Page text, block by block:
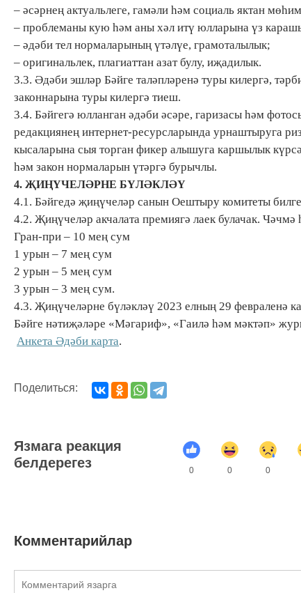
– әсәрнең актуальлеге, гамәли һәм социаль яктан
– проблеманы кую һәм аны хәл итү юлларына үз
– әдәби тел нормаларының үтәлүе, грамоталылык;
– оригинальлек, плагиаттан азат булу, иҗадилык.
3.3. Әдәби эшләр Бәйге таләпләренә туры килергә,
законнарына туры килергә тиеш.
3.4. Бәйгегә юлланган әдәби әсәре, гаризасы һәм
редакциянең интернет-ресурсларында урнаштыруга
кысаларына сыя торган фикер алышуга каршылык
һәм закон нормаларын үтәргә бурычлы.
4. ҖИҢҮЧЕЛӘРНЕ БҮЛӘКЛӘҮ
4.1. Бәйгедә җиңүчеләр санын Оештыру комитеты
4.2. Җиңүчеләр акчалата премиягә лаек булачак.
Гран-при – 10 мең сум
1 урын – 7 мең сум
2 урын – 5 мең сум
3 урын – 3 мең сум.
4.3. Җиңүчеләрне бүләкләү 2023 елның 29 февраленә
Бәйге нәтиҗәләре «Мәгариф», «Гаилә һәм мәктәп»
Анкета Әдәби карта.
Поделиться:
Язмага реакция
белдерегез
0 0 0
Комментарийлар